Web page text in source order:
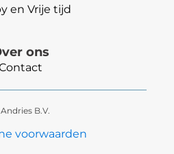
en Vrije tijd
ons
B.V.
voorwaarden